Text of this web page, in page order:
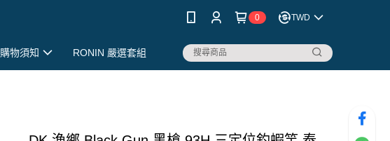
0 TWD
購物須知 RONIN 嚴選套組